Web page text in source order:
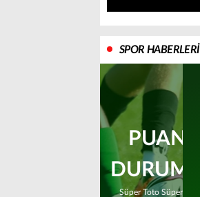
SPOR HABERLERİ
PUAN
DURUMU
Süper Toto Süper Lig